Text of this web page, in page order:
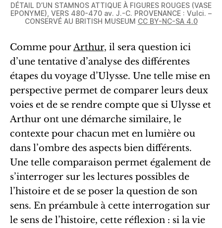
DÉTAIL D’UN STAMNOS ATTIQUE À FIGURES ROUGES (VASE
EPONYME), VERS 480-470 av. J.-C. PROVENANCE : Vulci. –
CONSERVÉ AU BRITISH MUSEUM CC BY-NC-SA 4.0
Comme pourArthur, il sera question ici
d’une tentative d’analyse des différentes
étapes du voyage d’Ulysse. Une telle mise en
perspective permet de comparer leurs deux
voies et de se rendre compte que si Ulysse et
Arthur ont une démarche similaire, le
contexte pour chacun met en lumière ou
dans l’ombre des aspects bien différents.
Une telle comparaison permet également de
s’interroger sur les lectures possibles de
l’histoire et de se poser la question de son
sens. En préambule à cette interrogation sur
le sens de l’histoire, cette réflexion : si la vie